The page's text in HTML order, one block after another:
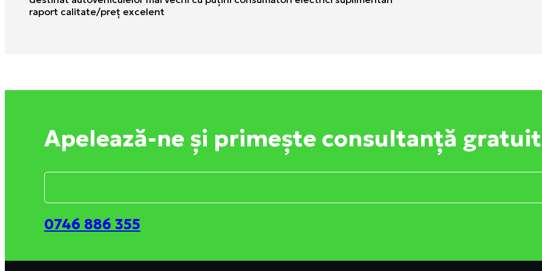
raport calitate/preţ excelent
Apelează-ne și primește consultanță
0746 886 355